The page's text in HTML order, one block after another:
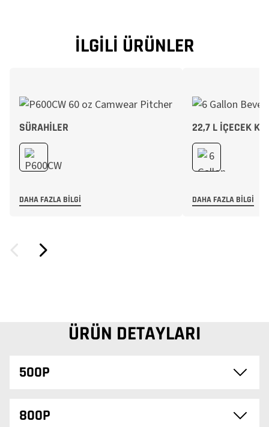
İLGILI ÜRÜNLER
SÜRAHILER
DAHA FAZLA BILGI
22,7 L İÇECEK
DAHA FAZLA BILGI
ÜRÜN DETAYLARI
500P
800P